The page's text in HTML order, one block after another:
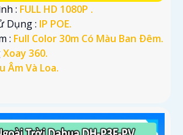
: FULL HD 1080P .
Dụng : IP POE.
: Full Color 30m Có Màu Ban Ðêm.
Xoay 360.
Âm Và Loa.